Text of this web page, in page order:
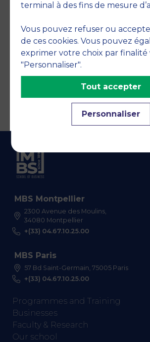
MBS Montpellier
2300 Avenue des Moulins,
34080 Montpellier
+(33) 04.67.10.25.00
MBS Paris
57 Bd Saint-Germain, 75005 Paris
+(33) 04.67.10.25.00
Programmes and Training
Businesses
Faculty & Research
Our school
terminal à des fins de mesure
Vous pouvez refuser ou
de ces cookies. Vous pouvez
exprimer votre choix par finalité
"Personnaliser".
Personnaliser
Tout accepter